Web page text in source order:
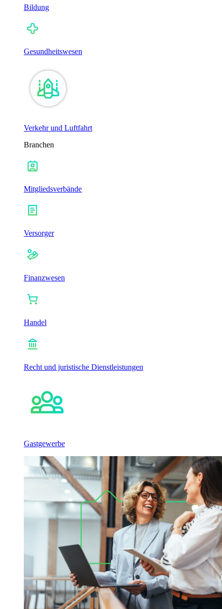
Bildung
Gesundheitswesen
Verkehr und Luftfahrt
Branchen
Mitgliedsverbände
Versorger
Finanzwesen
Handel
Recht und juristische Dienstleistungen
Gastgewerbe